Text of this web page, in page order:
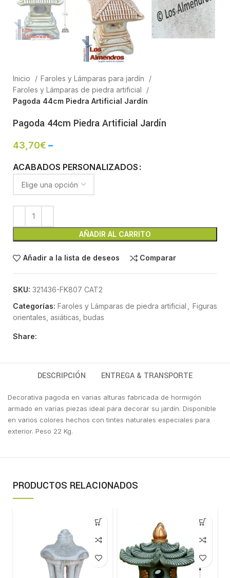
Inicio
Faroles y Lámparas para jardín
Faroles y Lámparas de piedra artificial
Pagoda 44cm Piedra Artificial Jardín
Pagoda 44cm Piedra Artificial Jardín
43,70€ –
ACABADOS PERSONALIZADOS
AÑADIR AL CARRITO
Añadir a la lista de deseos Comparar
SKU: 321436-FK807 CAT2
Categorías: Faroles y Lámparas de piedra artificial
Figuras
orientales, asiáticas, budas
Share:
DESCRIPCIÓN ENTREGA & TRANSPORTE
Decorativa pagoda en varias alturas fabricada de hormigón
armado en varias piezas ideal para decorar su jardín. Disponible
en varios colores hechos con tintes naturales especiales para
exterior. Peso 22 Kg.
PRODUCTOS RELACIONADOS